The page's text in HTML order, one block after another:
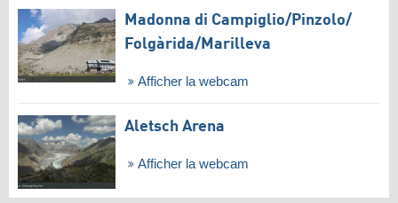
Madonna di Campiglio/​Pinzolo/​
Folgàrida/​Marilleva
Afficher la webcam
Aletsch Arena
Afficher la webcam